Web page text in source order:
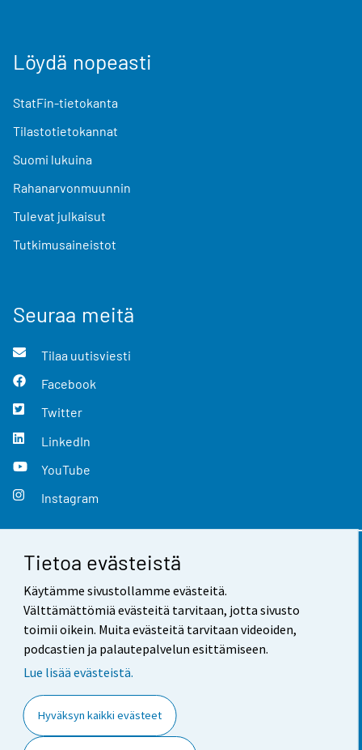
Tietoa evästeistä
Käytämme sivustollamme evästeitä.
Välttämättömiä evästeitä tarvitaan, jotta sivusto
toimii oikein. Muita evästeitä tarvitaan videoiden,
podcastien ja palautepalvelun esittämiseen.
Lue lisää evästeistä.
Hyväksyn kaikki evästeet
Löydä nopeasti
StatFin-tietokanta
Tilastotietokannat
Suomi lukuina
Rahanarvonmuunnin
Tulevat julkaisut
Tutkimusaineistot
Seuraa meitä
Tilaa uutisviesti
Facebook
Twitter
LinkedIn
YouTube
Instagram
Yhteystiedot
Palaute
Käyttöehdot
Saavutettavuus
Tietoa sivustosta